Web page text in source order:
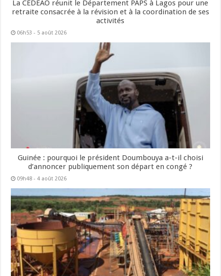
La CEDEAO réunit le Département PAPS à Lagos pour une
retraite consacrée à la révision et à la coordination de ses
activités
06h53 - 5 août 2026
Guinée : pourquoi le président Doumbouya a-t-il choisi
d’annoncer publiquement son départ en congé ?
09h48 - 4 août 2026